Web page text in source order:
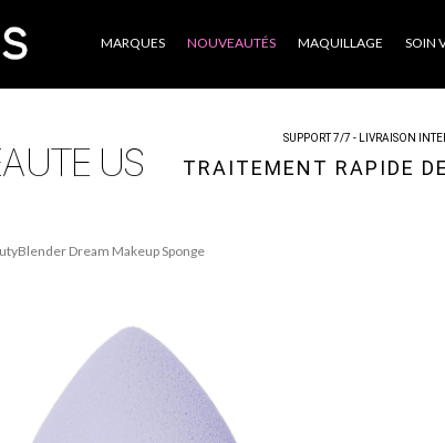
MARQUES NOUVEAUTÉS MAQUILLAGE SOIN
SUPPORT 7/7 - LIVRAISON
TRAITEMENT RAPIDE
Dream Makeup Sponge